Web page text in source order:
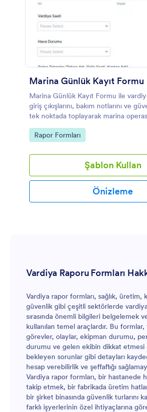
Marina Günlük Kayıt Formu
Marina Günlük Kayıt Formu ile
giriş çıkışlarını, bakım notlarını ve
tek noktada toplayarak marina
Jotform üzerinden düzenli şekilde
Go to Category:
Rapor Formları
Şablon Kullan
Önizleme
Vardiya Raporu Formları
Vardiya rapor formları, sağlık, üretim,
güvenlik gibi çeşitli sektörlerde
sırasında önemli bilgileri belgelemek
kullanılan temel araçlardır. Bu
görevler, olaylar, ekipman durumu,
durumu ve gelen ekibin dikkat etmesi
bekleyen sorunlar gibi detayları
hesap verebilirlik ve şeffaflığı
Vardiya rapor formları, bir hastanede
takip etmek, bir fabrikada üretim
bir şirket binasında güvenlik turlarını
farklı işyerlerinin özel ihtiyaçlarına